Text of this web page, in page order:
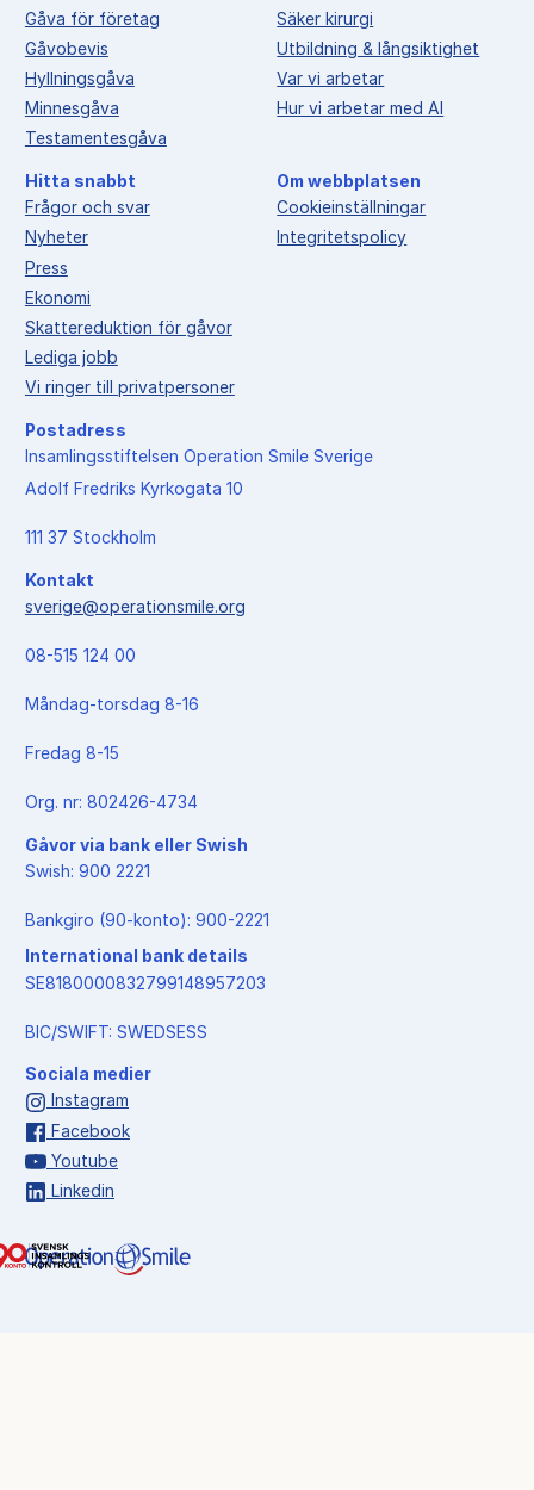
Gåva för företag
Gåvobevis
Hyllningsgåva
Minnesgåva
Testamentesgåva
Säker kirurgi
Utbildning & långsiktighet
Var vi arbetar
Hur vi arbetar med AI
Hitta snabbt
Frågor och svar
Nyheter
Press
Ekonomi
Skattereduktion för gåvor
Lediga jobb
Vi ringer till privatpersoner
Om webbplatsen
Cookieinställningar
Integritetspolicy
Postadress
Insamlingsstiftelsen Operation Smile Sverige
Adolf Fredriks Kyrkogata 10
111 37 Stockholm
Kontakt
sverige@operationsmile.org
08-515 124 00
Måndag-torsdag 8-16
Fredag 8-15
Org. nr: 802426-4734
Gåvor via bank eller Swish
Swish: 900 2221
Bankgiro (90-konto): 900-2221
International bank details
SE8180000832799148957203
BIC/SWIFT: SWEDSESS
Sociala medier
Instagram
Facebook
Youtube
Linkedin